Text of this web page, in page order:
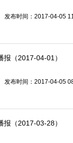
发布时间：2017-04-05
报（2017-04-01）
发布时间：2017-04-05
报（2017-03-28）